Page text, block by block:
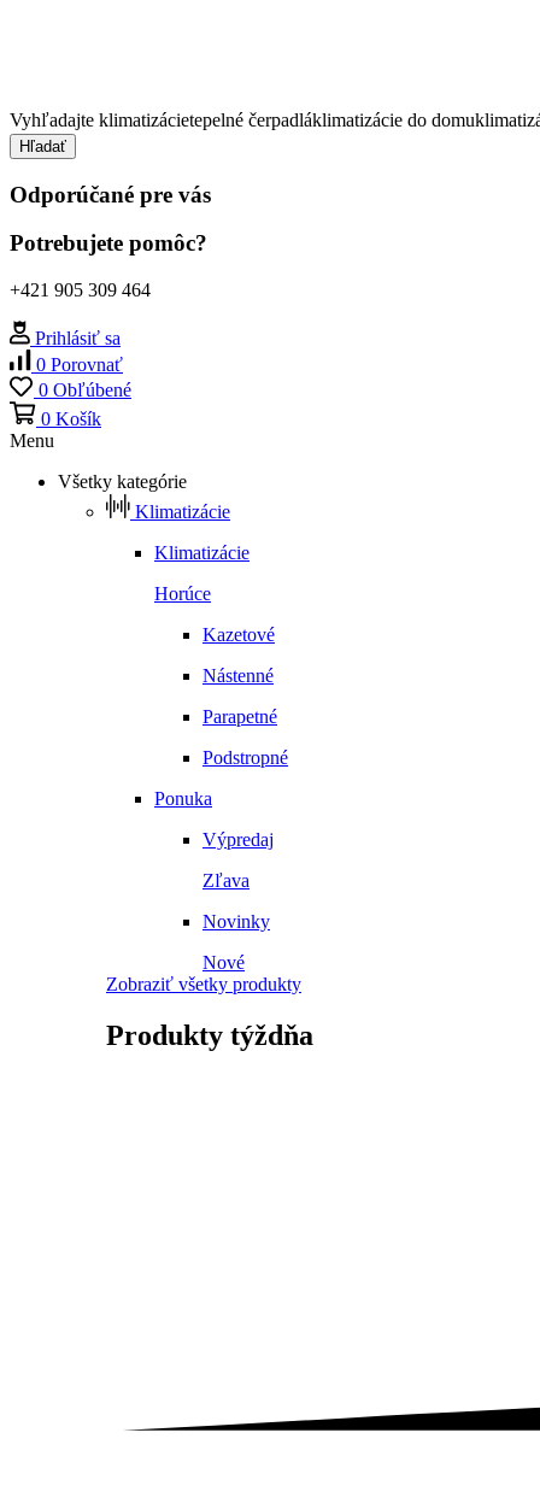
Vyhľadajte klimatizácietepelné čerpadláklimatizácie do domu
Hľadať
Odporúčané pre vás
Potrebujete pomôc?
+421 905 309 464
Prihlásiť sa
0 Porovnať
0 Obľúbené
0 Košík
Menu
Všetky kategórie
Klimatizácie
Klimatizácie
Horúce
Kazetové
Nástenné
Parapetné
Podstropné
Ponuka
Výpredaj
Zľava
Novinky
Nové
Zobraziť všetky produkty
Produkty týždňa